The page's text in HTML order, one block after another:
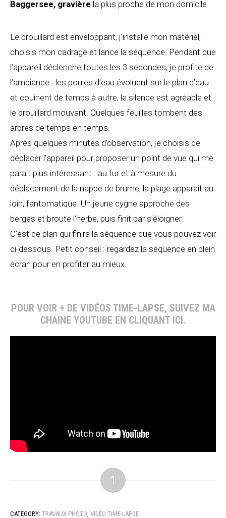
Baggersee, gravière la plus proche de mon domicile.
Le brouillard est enveloppant, j’installe mon matériel,
choisis mon cadrage et lance la séquence. Pendant que
l’appareil déclenche toutes les 3 secondes, je profite de
l’ambiance : les poules d’eau évoluent sur le plan d’eau
et couinent de temps à autre, le silence est agréable et
le brouillard mouvant. Quelques feuilles tombent des
arbres de temps en temps.
Après quelques minutes d’observation, je choisis de
déplacer l’appareil pour proposer un point de vue qui me
parait plus intéressant : au fur et à mesure du
déplacement de la nappe de brume, la plage apparait au
loin, fantomatique. Un jeune cygne approche des
berges et broute l’herbe, puis finit par s’éloigner.
C’est ce plan qui finira la séquence que vous pouvez voir
ci-dessous. Petit conseil : regardez la séquence en plein
écran pour en profiter au mieux.
POUR VOIR + DE VIDÉOS TIME-LAPSE, SUIVEZ MA
CHAINE YOUTUBE EN CLIQUANT ICI.
1
CATEGORY: TRAVAUX PHOTO VIDÉO TIME-LAPSE